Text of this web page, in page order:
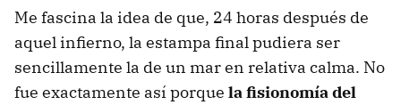
Me fascina la idea de que, 24 horas después de
aquel infierno, la estampa final pudiera ser
sencillamente la de un mar en relativa calma. No
fue exactamente así porque la fisionomía del